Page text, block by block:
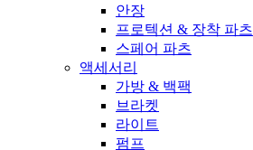
안장
프로텍션 & 장착 파츠
스페어 파츠
액세서리
가방 & 백팩
브라켓
라이트
펌프